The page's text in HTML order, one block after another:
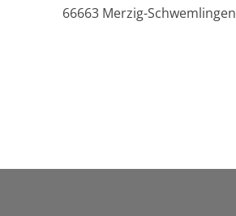
66663 Merzig-Schwemlingen